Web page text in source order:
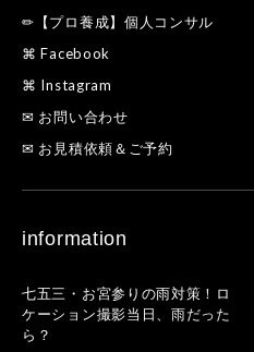
✏【プロ養成】個人コンサル
⌘ Facebook
⌘ Instagram
✉ お問い合わせ
✉ お見積依頼＆ご予約
information
七五三・お宮参りの雨対策！ロ
ケーション撮影当日、雨だった
ら？